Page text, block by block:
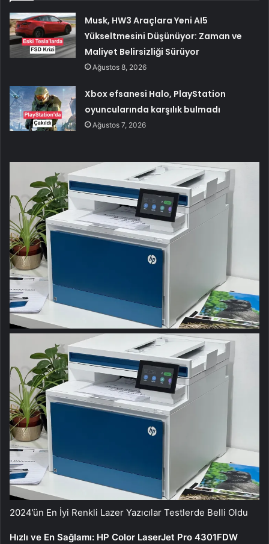
Musk, HW3 Araçlara Yeni AI5
Yükseltmesini Düşünüyor: Zaman ve
Maliyet Belirsizliği Sürüyor
Ağustos 8, 2026
Xbox efsanesi Halo, PlayStation
oyuncularında karşılık bulmadı
Ağustos 7, 2026
2024’ün En İyi Renkli Lazer Yazıcılar Testlerde Belli Oldu
Hızlı ve En Sağlamı: HP Color LaserJet Pro 4301FDW